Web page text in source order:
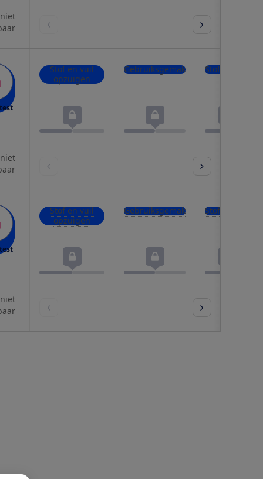
Stof en vuil
opzuigen
Gebruiksgemak Stofuitstoot
Stof en vuil
opzuigen
Gebruiksgemak Stofuitstoot